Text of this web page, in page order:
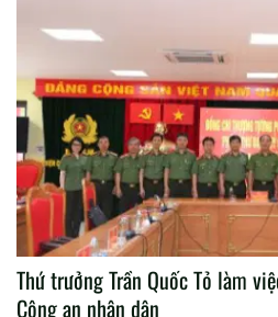
Thứ trưởng Trần Quốc Tỏ làm
Công an nhân dân